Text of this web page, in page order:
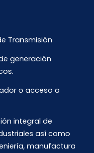
Transmisión
generación
o acceso a
integral de
así como
manufactura